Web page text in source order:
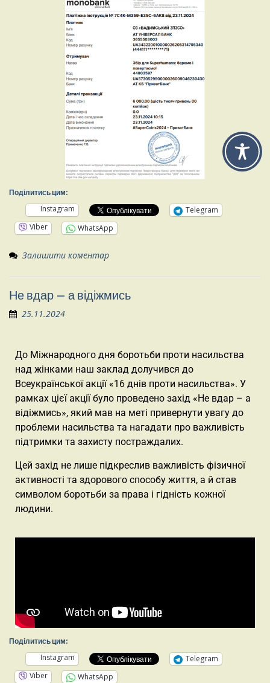
Поділитись цим:
Instagram
Telegram
Viber
WhatsApp
Залишити коментар
Не вдар – а відіжмись
25.11.2024
До Міжнародного дня боротьби проти насильства
над жінками наш заклад долучився до
Всеукраїнської акції «16 днів проти насильства». У
рамках цієї акції було проведено захід «Не вдар – а
відіжмись», який мав на меті привернути увагу до
проблеми насильства та нагадати про важливість
підтримки та захисту постраждалих.
Цей захід не лише підкреслив важливість фізичної
активності та здорового способу життя, а й став
символом боротьби за права і гідність кожної
людини.
Поділитись цим:
Instagram
Telegram
Viber
WhatsApp